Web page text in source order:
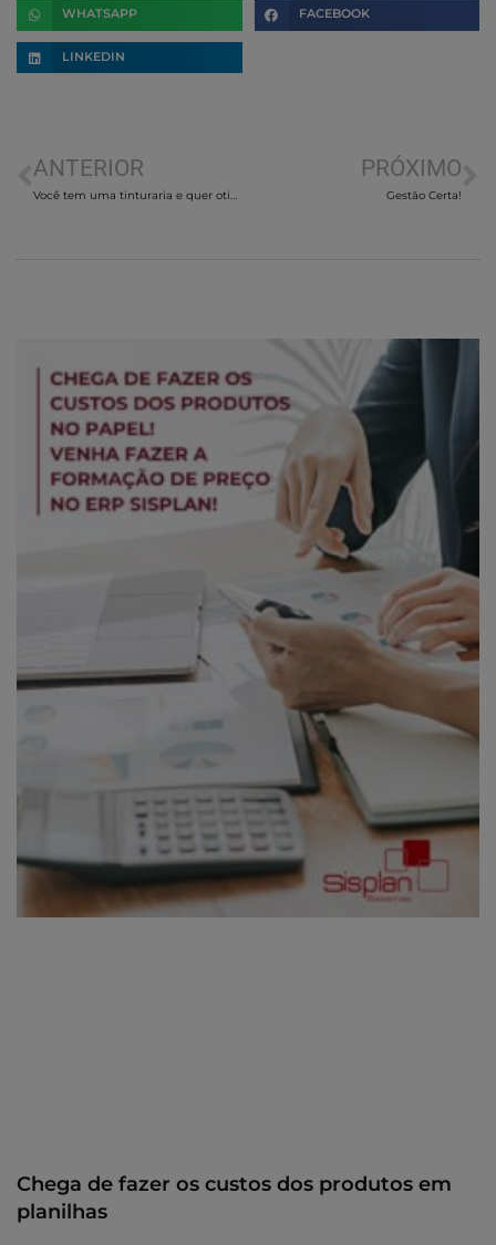
WHATSAPP FACEBOOK
LINKEDIN
ANTERIOR
Você tem uma tinturaria e quer otimizar os seus processos?
PRÓXIMO
Gestão Certa!
Chega de fazer os custos dos produtos em
planilhas